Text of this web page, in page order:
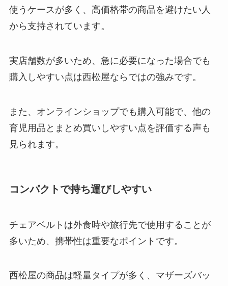
使うケースが多く、高価格帯の商品を避けたい人
から支持されています。
実店舗数が多いため、急に必要になった場合でも
購入しやすい点は西松屋ならではの強みです。
また、オンラインショップでも購入可能で、他の
育児用品とまとめ買いしやすい点を評価する声も
見られます。
コンパクトで持ち運びしやすい
チェアベルトは外食時や旅行先で使用することが
多いため、携帯性は重要なポイントです。
西松屋の商品は軽量タイプが多く、マザーズバッ